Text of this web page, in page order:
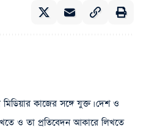
কাজের সঙ্গে যুক্ত। দেশ ও
ও তা প্রতিবেদন আকারে লিখতে